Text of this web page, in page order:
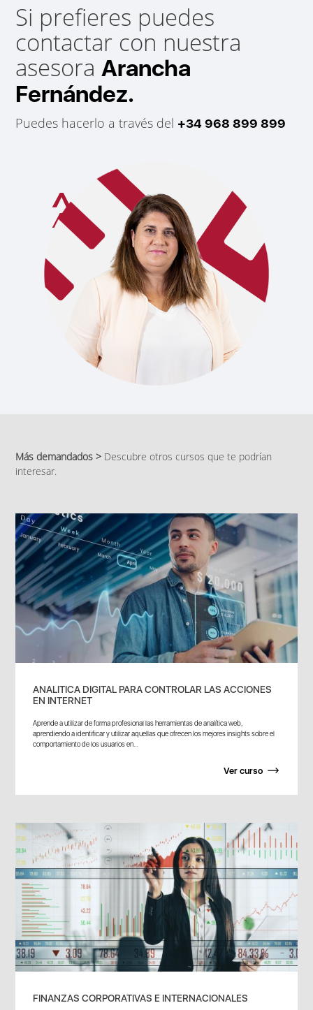
Si prefieres puedes
contactar con nuestra
asesoraArancha
Fernández.
Puedes hacerlo a través del +34 968 899 899
Más demandados > Descubre otros cursos que te podrían
interesar.
ANALITICA DIGITAL PARA CONTROLAR LAS ACCIONES
EN INTERNET
Aprende a utilizar de forma profesional las herramientas de analítica web,
aprendiendo a identificar y utilizar aquellas que ofrecen los mejores insights sobre el
comportamiento de los usuarios en...
Ver curso
FINANZAS CORPORATIVAS E INTERNACIONALES